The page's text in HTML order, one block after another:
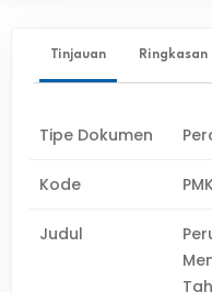
Tinjauan Ringkasan
Tipe Dokumen
Kode
Judul